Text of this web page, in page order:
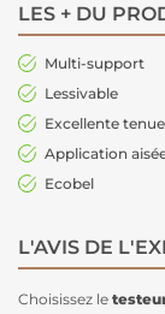
LES + DU
Multi-support
Lessivable
Excellente
Application
Ecobel
L'AVIS DE
Choisissez le